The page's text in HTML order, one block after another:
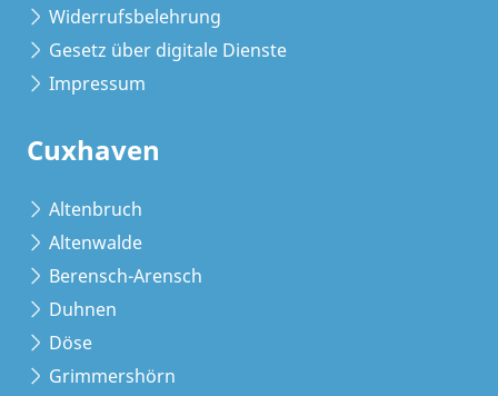
Widerrufsbelehrung
Gesetz über digitale Dienste
Impressum
Cuxhaven
Altenbruch
Altenwalde
Berensch-Arensch
Duhnen
Döse
Grimmershörn